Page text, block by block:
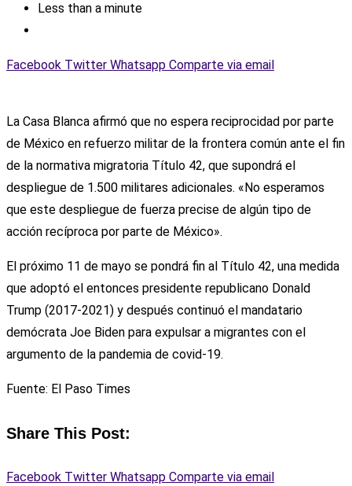
Less than a minute
Facebook Twitter Whatsapp Comparte via email
La Casa Blanca afirmó que no espera reciprocidad por parte
de México en refuerzo militar de la frontera común ante el fin
de la normativa migratoria Título 42, que supondrá el
despliegue de 1.500 militares adicionales. «No esperamos
que este despliegue de fuerza precise de algún tipo de
acción recíproca por parte de México».
El próximo 11 de mayo se pondrá fin al Título 42, una medida
que adoptó el entonces presidente republicano Donald
Trump (2017-2021) y después continuó el mandatario
demócrata Joe Biden para expulsar a migrantes con el
argumento de la pandemia de covid-19.
Fuente: El Paso Times
Share This Post:
Facebook Twitter Whatsapp Comparte via email